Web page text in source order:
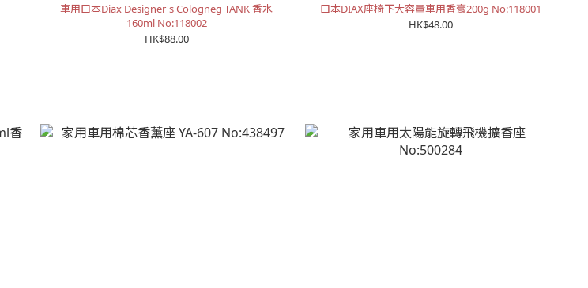
車用曰本Diax Designer's Cologneg TANK 香水
160ml No:118002
HK$88.00
曰本DIAX座椅下大容量車用香膏200g No:118001
HK$48.00